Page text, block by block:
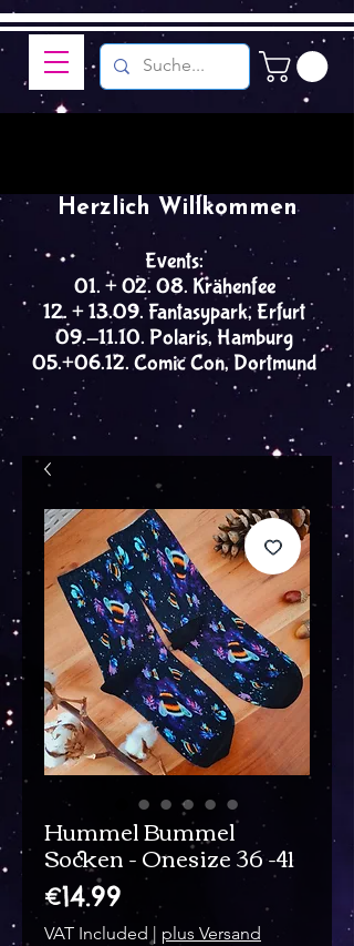
Events:
01. + 02. 08. Krähenfee
12. + 13.09. Fantasypark, Erfurt
09.-11.10. Polaris, Hamburg
05.+06.12. Comic Con, Dortmund
Herzlich Willkommen
Hummel Bummel
Socken - Onesize 36 -41
€14.99
VAT Included | plus Versand